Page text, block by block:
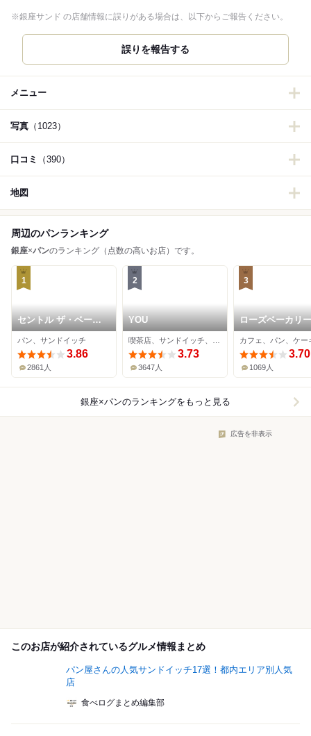
※銀座サンド の店舗情報に誤りがある場合は、以下からご報告ください。
誤りを報告する
メニュー
写真 （1023）
口コミ （390）
地図
周辺のパンランキング
銀座×パンのランキング（点数の高いお店）です。
1
セントル ザ・ベーカ
リー
パン、サンドイッチ
3.86
2861人
2
YOU
3.73
3647人
3
ローズベーカリ
座
カフェ、パン、ケー
3.70
1069人
銀座×パンのランキングをもっと見る
広告を非表示
このお店が紹介されているグルメ情報まとめ
パン屋さんの人気サンドイッチ17選！都内エリア別人気
店
食べログまとめ編集部